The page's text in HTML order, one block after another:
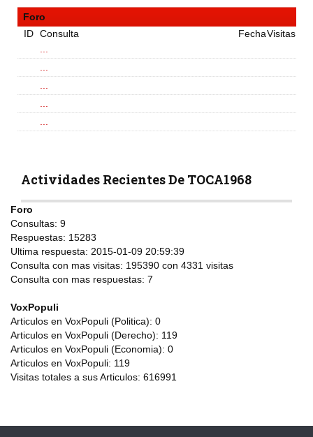
Foro
ID Consulta FechaVisitas
Actividades Recientes De TOCA1968
Foro
Consultas: 9
Respuestas: 15283
Ultima respuesta: 2015-01-09 20:59:39
Consulta con mas visitas: 195390 con 4331 visitas
Consulta con mas respuestas: 7
VoxPopuli
Articulos en VoxPopuli (Politica): 0
Articulos en VoxPopuli (Derecho): 119
Articulos en VoxPopuli (Economia): 0
Articulos en VoxPopuli: 119
Visitas totales a sus Articulos: 616991